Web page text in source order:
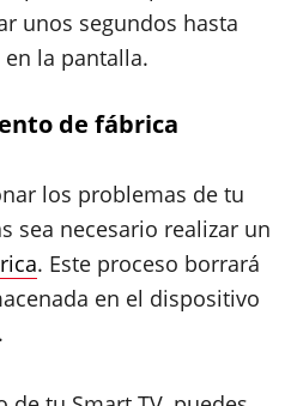
unos segundos hasta
la pantalla.
de fábrica
los problemas de tu
sea necesario realizar un
. Este proceso borrará
en el dispositivo